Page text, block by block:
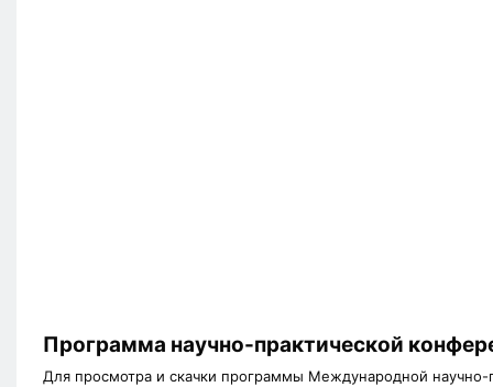
Программа научно-практической
Для просмотра и скачки программы Международной научно-